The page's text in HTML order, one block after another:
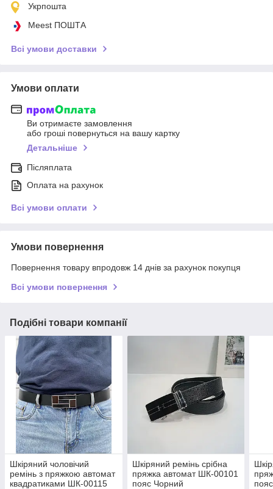
Укрпошта
Meest ПОШТА
Всі умови доставки
Умови оплати
Ви отримаєте замовлення
або гроші повернуться на вашу картку
Детальніше
Післяплата
Оплата на рахунок
Всі умови оплати
Умови повернення
Повернення товару впродовж 14 днів за рахунок покупця
Всі умови повернення
Подібні товари компанії
Шкіряний чоловічий
ремінь з пряжкою автомат
квадратиками ШК-00115
Шкіряний ремінь срібна
пряжка автомат ШК-00101
пояс Чорний